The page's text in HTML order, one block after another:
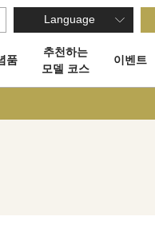
Language
품
추천하는
모델 코스
이벤트